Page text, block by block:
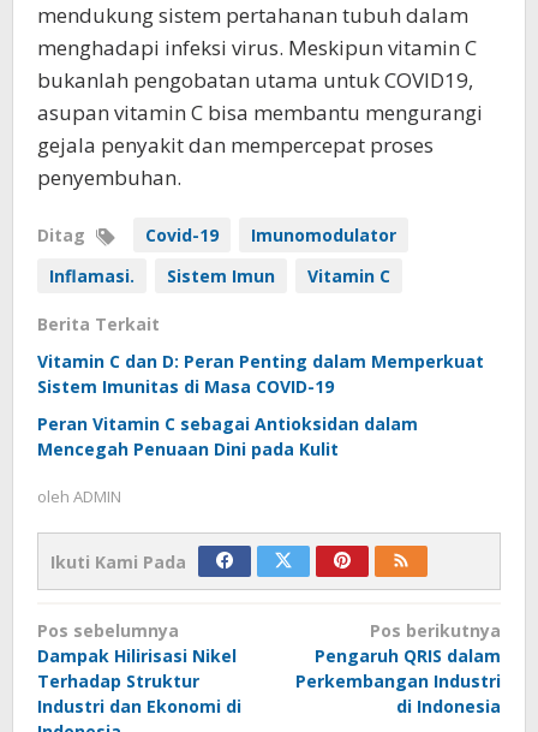
mendukung sistem pertahanan tubuh dalam
menghadapi infeksi virus. Meskipun vitamin C
bukanlah pengobatan utama untuk COVID19,
asupan vitamin C bisa membantu mengurangi
gejala penyakit dan mempercepat proses
penyembuhan.
Ditag Covid-19
Imunomodulator
Inflamasi.
Sistem Imun Vitamin C
Berita Terkait
Vitamin C dan D: Peran Penting dalam Memperkuat
Sistem Imunitas di Masa COVID-19
Peran Vitamin C sebagai Antioksidan dalam
Mencegah Penuaan Dini pada Kulit
oleh ADMIN
Ikuti Kami Pada
Navigasi
pos
Pos sebelumnya
Dampak Hilirisasi Nikel
Terhadap Struktur
Industri dan Ekonomi di
Pos berikutnya
Pengaruh QRIS dalam
Perkembangan Industri
di Indonesia